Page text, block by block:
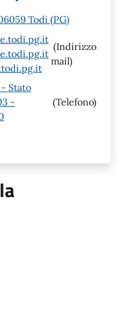
Todi (PG)
(Indirizzo
mail)
- Stato
-
(Telefono)